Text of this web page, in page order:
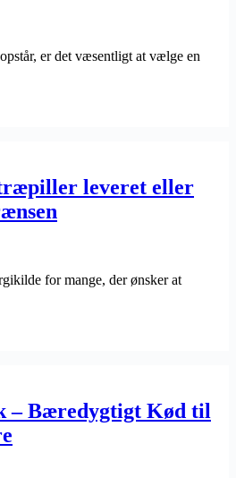
er det væsentligt at vælge en
leveret eller
for mange, der ønsker at
– Bæredygtigt Kød til